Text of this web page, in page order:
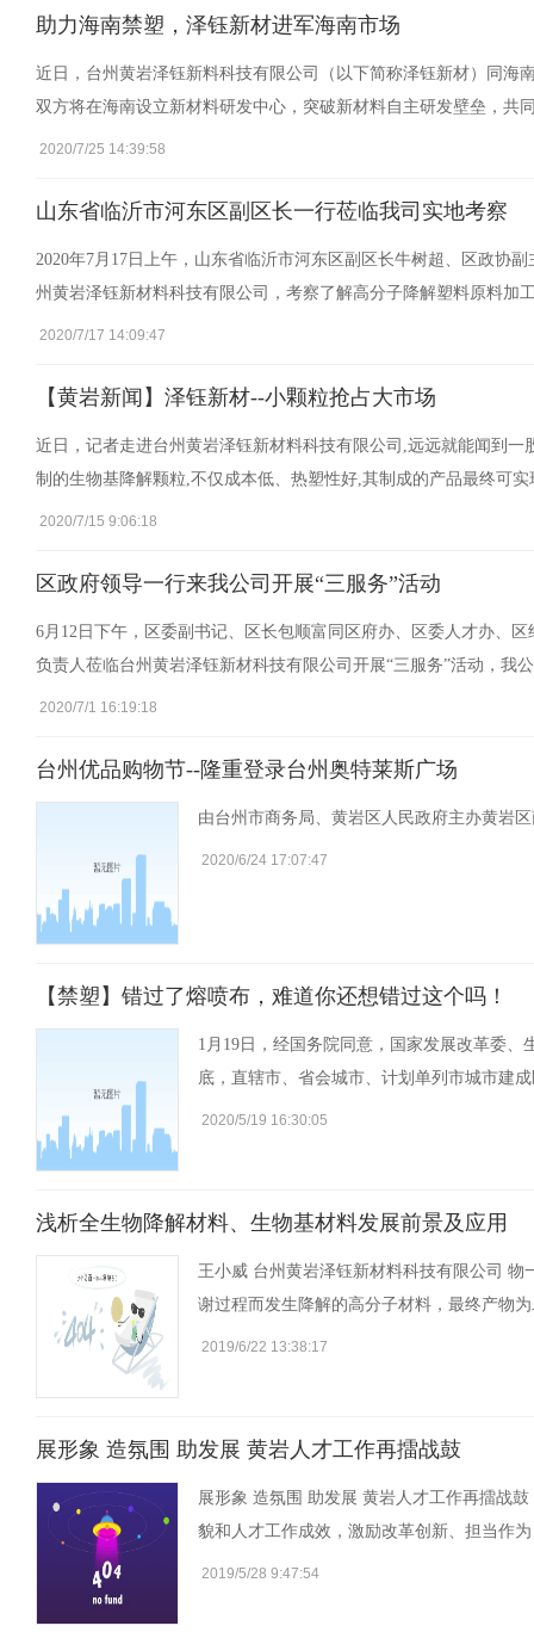
助力海南禁塑，泽钰新材进军海南市场
近日，台州黄岩泽钰新料科技有限公司（以下简称泽钰新材）同
双方将在海南设立新材料研发中心，突破新材料自主研发壁垒，共
2020/7/25 14:39:58
山东省临沂市河东区副区长一行莅临我司实地考察
2020年7月17日上午，山东省临沂市河东区副区长牛树超、区政协
州黄岩泽钰新材料科技有限公司，考察了解高分子降解塑料原料加
2020/7/17 14:09:47
【黄岩新闻】泽钰新材--小颗粒抢占大市场
近日，记者走进台州黄岩泽钰新材料科技有限公司,远远就能闻到
制的生物基降解颗粒,不仅成本低、热塑性好,其制成的产品最终可
2020/7/15 9:06:18
区政府领导一行来我公司开展“三服务”活动
6月12日下午，区委副书记、区长包顺富同区府办、区委人才办、
负责人莅临台州黄岩泽钰新材科技有限公司开展“三服务”活动，我
2020/7/1 16:19:18
台州优品购物节--隆重登录台州奥特莱斯广场
由台州市商务局、黄岩区人民政府主办黄岩
2020/6/24 17:07:47
【禁塑】错过了熔喷布，难道你还想错过这个吗！
1月19日，经国务院同意，国家发展改革委
底，直辖市、省会城市、计划单列市城市建
2020/5/19 16:30:05
浅析全生物降解材料、生物基材料发展前景及应用
王小威 台州黄岩泽钰新材料科技有限公司
谢过程而发生降解的高分子材料，最终产物
2019/6/22 13:38:17
展形象 造氛围 助发展 黄岩人才工作再擂战鼓
展形象 造氛围 助发展 黄岩人才工作再擂战
貌和人才工作成效，激励改革创新、担当作
2019/5/28 9:47:54